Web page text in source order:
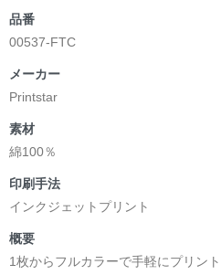
品番
00537-FTC
メーカー
Printstar
素材
綿100％
印刷手法
インクジェットプリント
概要
1枚からフルカラーで手軽にプリン